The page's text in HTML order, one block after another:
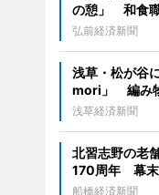
の憩」 和食
弘前経済新聞
浅草・松が谷
mori」 編み
浅草経済新聞
北習志野の老
170周年 幕末
船橋経済新聞